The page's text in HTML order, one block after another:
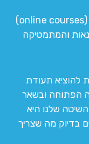
המרכז המוביל והמקצועי לקורסים דיגיטליים (online courses)
והמתמטיקה
להוציא תעודת
הפתוחה ובשאר
השיטה שלנו היא
בדיוק מה שצריך